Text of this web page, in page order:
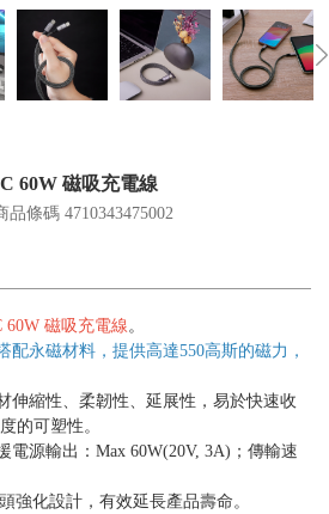
60W 磁吸充電線
品條碼 4710343475002
60W 磁吸充電線。
配永磁材料，提供高達550高斯的磁力，
伸縮性、柔韌性、延展性，易於快速收
的可塑性。
源輸出：Max 60W(20V, 3A)；傳輸速
強化設計，有效延長產品壽命。